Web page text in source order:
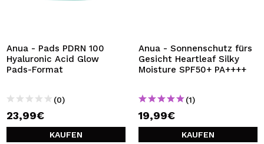
Anua - Pads PDRN 100
Hyaluronic Acid Glow
Pads-Format
(0)
23,99€
KAUFEN
Anua - Sonnenschutz fürs
Gesicht Heartleaf Silky
Moisture SPF50+ PA++++
(1)
19,99€
KAUFEN